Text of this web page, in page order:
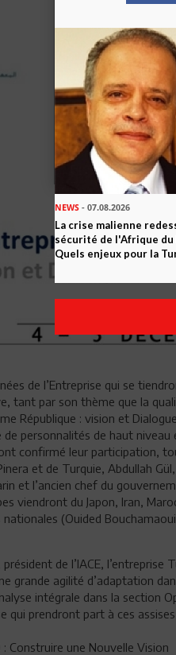
de l’Entreprise qui se
tant par son thème que la
République : vision et
de personnalités de haut
confirmé leur participation,
et de Turquie, Abdullah
et l’ancien chef du
viendront du Japon, Iran,
nationales (Ouided
de l’IACE,
grande agilité d’adaptation
intégrale dans la section
qui prendront part à ces
: Construire une Nouvelle Vision
NEWS - 07.08.2026
La crise malienne
sécurité de l'Afrique du
Quels enjeux pour la